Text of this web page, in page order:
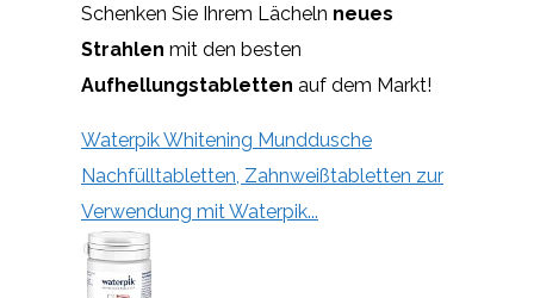
Schenken Sie Ihrem Lächeln neues
Strahlen mit den besten
Aufhellungstabletten auf dem Markt!
Waterpik Whitening Munddusche
Nachfülltabletten, Zahnweißtabletten zur
Verwendung mit Waterpik...